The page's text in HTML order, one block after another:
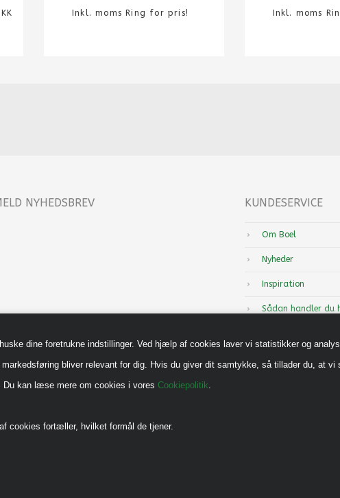
dine foretrukne indstillinger. Ved hjælp af cookies laver vi statistikker og
bliver relevant for dig. Hvis du giver dit samtykke, så tillader du, at
Du kan læse mere om cookies i vores Cookiepolitik.
cookies fortæller, hvilket formål de tjener.
Inkl. moms Ring for pris!
Inkl. moms
NYHEDSBREV KUNDESERVICE
Om Boel
Nyheder
Inspiration
Sådan handler du
Cookiepolitik